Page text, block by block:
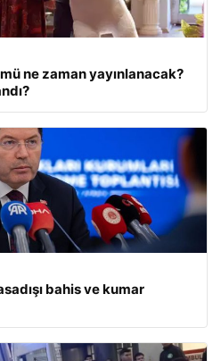
ne zaman yayınlanacak?
bahis ve kumar